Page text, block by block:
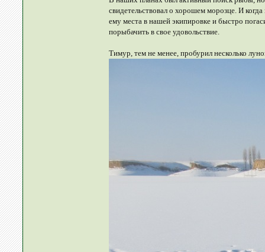
свидетельствовал о хорошем морозце. И
ему места в нашей экипировке и быстро
порыбачить в свое удовольствие.
Тимур, тем не менее, пробурил несколько